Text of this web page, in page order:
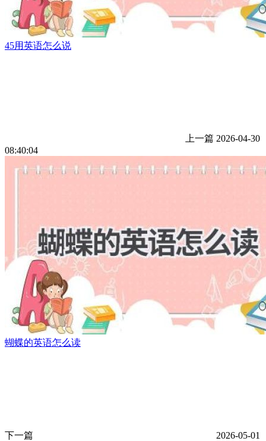
45用英语怎么说
上一篇 2026-04-30
08:40:04
蝴蝶的英语怎么读
下一篇
2026-05-01